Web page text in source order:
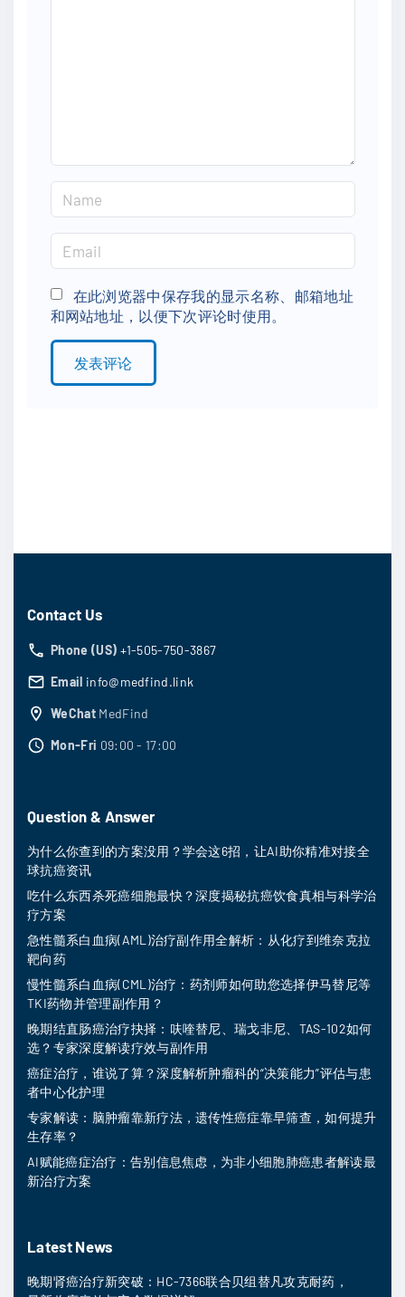
a
e
*
m
a
i
l
在此浏览器中保存我的显示名称、邮箱地址
和网站地址，以便下次评论时使用。
Contact Us
Phone (US) +1-505-750-3867
Email info@medfind.link
WeChat MedFind
Mon-Fri 09:00 - 17:00
Question & Answer
为什么你查到的方案没用？学会这6招，让AI助你精准对接全
球抗癌资讯
吃什么东西杀死癌细胞最快？深度揭秘抗癌饮食真相与科学治
疗方案
急性髓系白血病(AML)治疗副作用全解析：从化疗到维奈克拉
靶向药
慢性髓系白血病(CML)治疗：药剂师如何助您选择伊马替尼等
TKI药物并管理副作用？
晚期结直肠癌治疗抉择：呋喹替尼、瑞戈非尼、TAS-102如何
选？专家深度解读疗效与副作用
癌症治疗，谁说了算？深度解析肿瘤科的“决策能力”评估与患
者中心化护理
专家解读：脑肿瘤靠新疗法，遗传性癌症靠早筛查，如何提升
生存率？
AI赋能癌症治疗：告别信息焦虑，为非小细胞肺癌患者解读最
新治疗方案
Latest News
晚期肾癌治疗新突破：HC-7366联合贝组替凡攻克耐药，